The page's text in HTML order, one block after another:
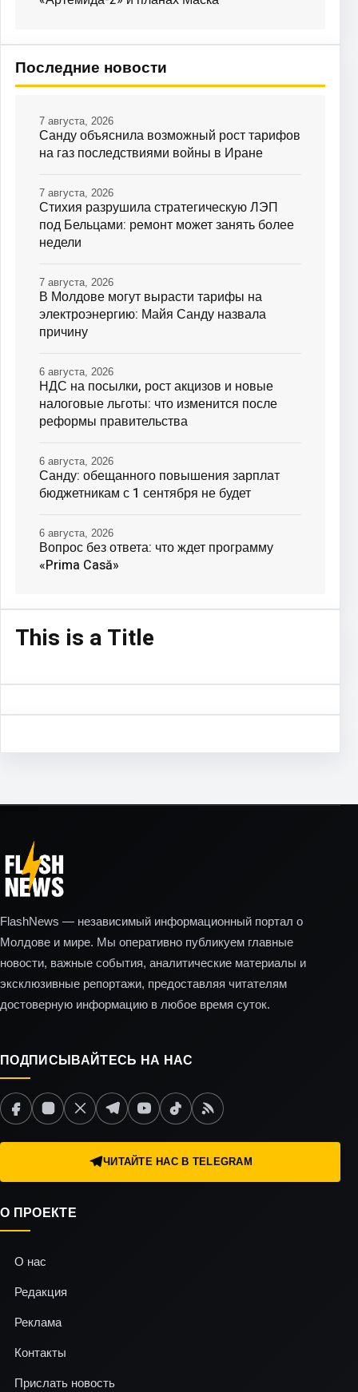
Последние новости
Санду объяснила возможный рост тарифов
на газ последствиями войны в Иране
7 августа, 2026
Стихия разрушила стратегическую ЛЭП
под Бельцами: ремонт может занять более
недели
7 августа, 2026
В Молдове могут вырасти тарифы на
электроэнергию: Майя Санду назвала
причину
7 августа, 2026
НДС на посылки, рост акцизов и новые
налоговые льготы: что изменится после
реформы правительства
6 августа, 2026
Санду: обещанного повышения зарплат
бюджетникам с 1 сентября не будет
6 августа, 2026
Вопрос без ответа: что ждет программу
«Prima Casă»
6 августа, 2026
This is a Title
FlashNews — независимый информационный портал о
Молдове и мире. Мы оперативно публикуем главные
новости, важные события, аналитические материалы и
эксклюзивные репортажи, предоставляя читателям
достоверную информацию в любое время суток.
ПОДПИСЫВАЙТЕСЬ НА НАС
ЧИТАЙТЕ НАС В TELEGRAM
О ПРОЕКТЕ
О нас
Редакция
Реклама
Контакты
Прислать новость